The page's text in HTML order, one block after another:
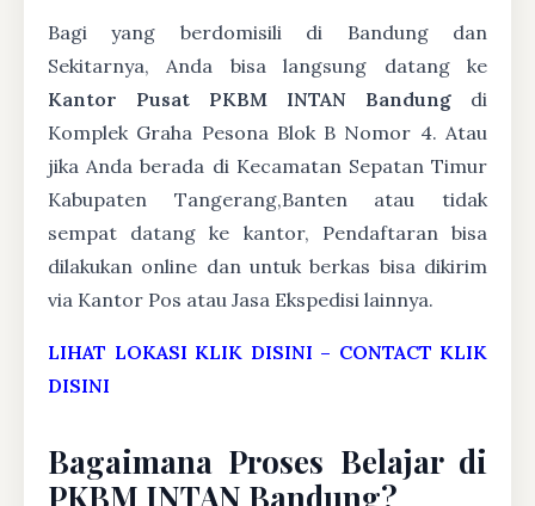
Bagi yang berdomisili di Bandung dan
Sekitarnya, Anda bisa langsung datang ke
Kantor Pusat PKBM INTAN Bandung di
Komplek Graha Pesona Blok B Nomor 4. Atau
jika Anda berada di Kecamatan Sepatan Timur
Kabupaten Tangerang,Banten atau tidak
sempat datang ke kantor, Pendaftaran bisa
dilakukan online dan untuk berkas bisa dikirim
via Kantor Pos atau Jasa Ekspedisi lainnya.
LIHAT LOKASI KLIK DISINI – CONTACT KLIK
DISINI
Bagaimana Proses Belajar di
PKBM INTAN Bandung?